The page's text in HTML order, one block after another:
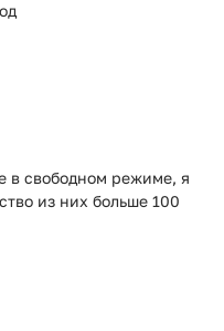
в свободном режиме, я
из них больше 100